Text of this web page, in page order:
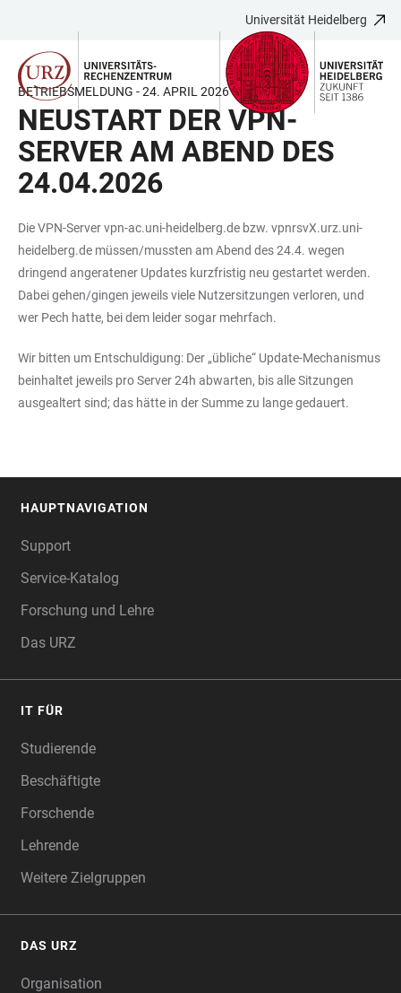
LINKS
ZUR
BARRIEREFREIHEIT
HAUPTINHALT
ÖFFNEN
ÖFFNEN
Universität Heidelberg
BETRIEBSMELDUNG - 24. APRIL 2026
NEUSTART DER VPN-
SERVER AM ABEND DES
24.04.2026
Die VPN-Servervpn-ac.uni-heidelberg.de bzw. vpnrsvX.urz.uni-
heidelberg.de müssen/mussten am Abend des 24.4. wegen
dringend angeratener Updates kurzfristig neu gestartet werden.
Dabei gehen/gingen jeweils viele Nutzersitzungen verloren, und
wer Pech hatte, bei dem leider sogar mehrfach.
Wir bitten um Entschuldigung: Der „übliche“ Update-Mechanismus
beinhaltet jeweils pro Server 24h abwarten, bis alle Sitzungen
ausgealtert sind; das hätte in der Summe zu lange gedauert.
HAUPTNAVIGATION
Support
Service-Katalog
Forschung und Lehre
Das URZ
IT FÜR
Studierende
Beschäftigte
Forschende
Lehrende
Weitere Zielgruppen
DAS URZ
Organisation